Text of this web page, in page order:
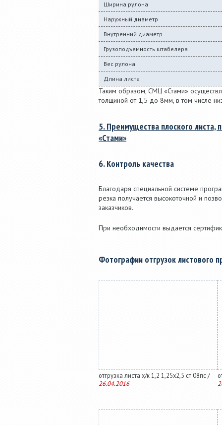
Ширина рулона
Наружный диаметр
Внутренний диаметр
Грузоподъемность штабелера
Вес рулона
Длина листа
Таким образом, СМЦ «Стами»
толщиной от 1,5 до 8мм, в том числе
5. Преимущества плоского листа,
«Стами»
6. Контроль качества
Благодаря специальной системе
резка получается высокоточной и
заказчиков.
При необходимости выдается
Фотографии отгрузок листового
отгрузка листа х/к 1,2 1,25х2,5 ст 08пс /
26.04.2016